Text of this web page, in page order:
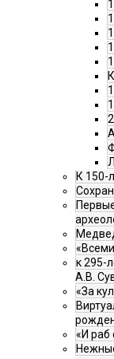
К 150-
к 295-
А.В.
«За
«И раб